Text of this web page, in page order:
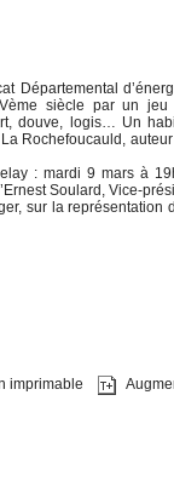
Départemental
siècle par un jeu
douve, logis… Un
Rochefoucauld,
: mardi 9 mars à
Soulard, Vice-
sur la représentation
imprimable